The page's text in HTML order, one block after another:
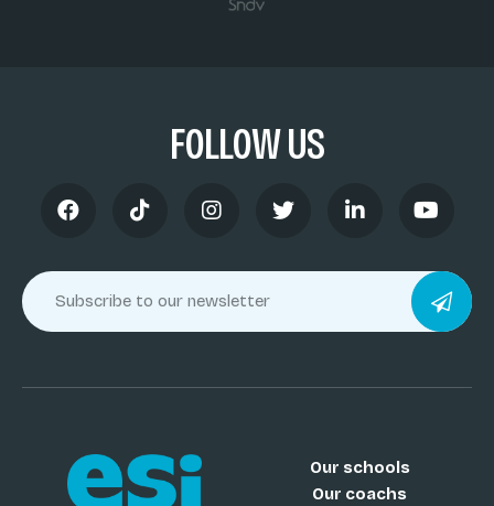
FOLLOW US
Our schools
Our coachs